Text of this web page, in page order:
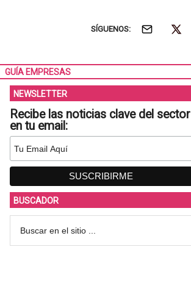
SÍGUENOS:
GUÍA EMPRESAS
NEWSLETTER
Recibe las noticias clave del sector
en tu email:
BUSCADOR